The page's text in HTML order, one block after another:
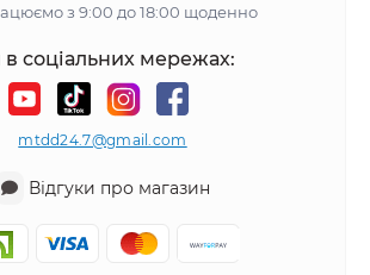
з 9:00 до 18:00 щоденно
соціальних мережах:
mtdd24.7@gmail.com
Відгуки про магазин